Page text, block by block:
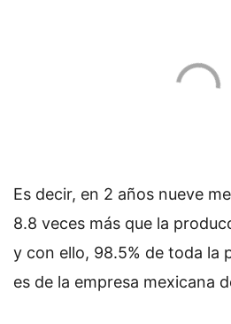
Es decir, en 2 años nueve
8.8 veces más que la
y con ello, 98.5% de toda la
es de la empresa mexicana